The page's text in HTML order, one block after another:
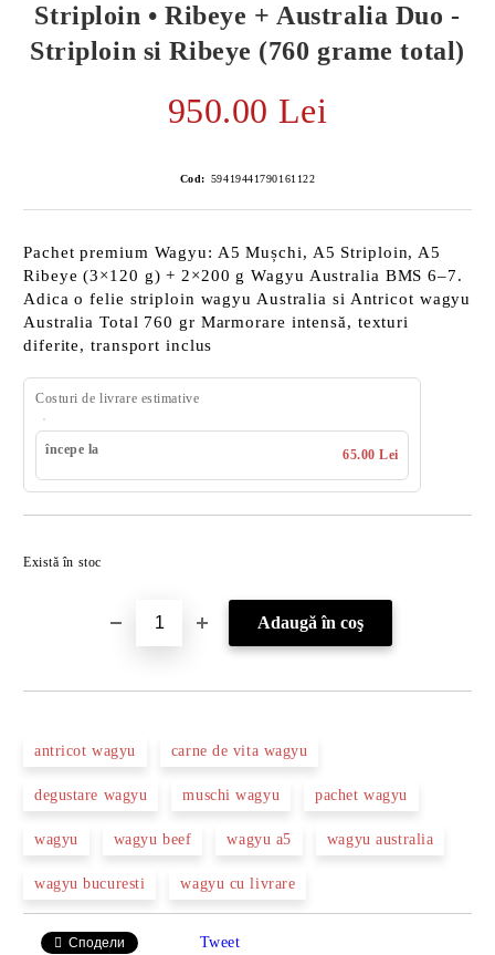
Striploin • Ribeye + Australia Duo -
Striploin si Ribeye (760 grame total)
950.00 Lei
Cod: 59419441790161122
Pachet premium Wagyu: A5 Mușchi, A5 Striploin, A5
Ribeye (3×120 g) + 2×200 g Wagyu Australia BMS 6–7.
Adica o felie striploin wagyu Australia si Antricot wagyu
Australia Total 760 gr Marmorare intensă, texturi
diferite, transport inclus
Costuri de livrare estimative
începe la 65.00 Lei
Există în stoc
antricot wagyu carne de vita wagyu
degustare wagyu muschi wagyu pachet wagyu
wagyu wagyu beef wagyu a5 wagyu australia
wagyu bucuresti wagyu cu livrare
Сподели Tweet